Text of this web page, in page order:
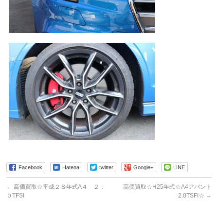
Facebook Hatena twitter Google+ LINE
← 高価買取☆平成２８年式A４ ２．
０TFSI
高価買取☆H25年式☆A4アバント
2.0TSFI☆ →